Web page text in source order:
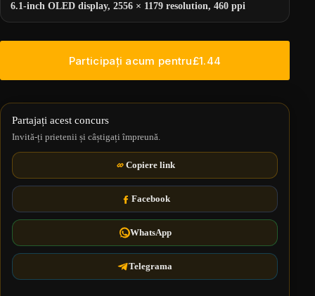
6.1-inch OLED display, 2556 × 1179 resolution, 460 ppi
Participați acum pentru£1.44
Partajați acest concurs
Invită-ți prietenii și câștigați împreună.
Copiere link
Facebook
WhatsApp
Telegrama